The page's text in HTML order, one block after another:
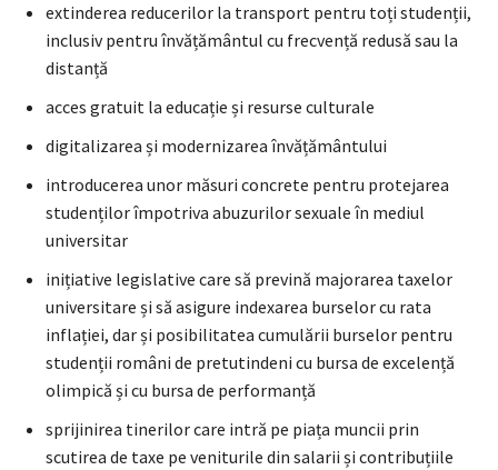
extinderea reducerilor la transport pentru toți studenții,
inclusiv pentru învățământul cu frecvență redusă sau la
distanță
acces gratuit la educație și resurse culturale
digitalizarea și modernizarea învățământului
introducerea unor măsuri concrete pentru protejarea
studenților împotriva abuzurilor sexuale în mediul
universitar
inițiative legislative care să prevină majorarea taxelor
universitare și să asigure indexarea burselor cu rata
inflației, dar și posibilitatea cumulării burselor pentru
studenții români de pretutindeni cu bursa de excelență
olimpică și cu bursa de performanță
sprijinirea tinerilor care intră pe piața muncii prin
scutirea de taxe pe veniturile din salarii și contribuțiile